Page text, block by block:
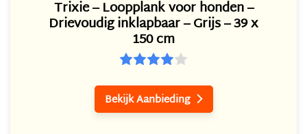
Trixie – Loopplank voor honden –
Drievoudig inklapbaar – Grijs – 39 x
150 cm
Bekijk Aanbieding 